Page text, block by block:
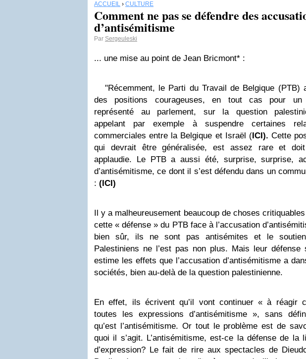
ACCUEIL › CULTURE
Comment ne pas se défendre des
d’antisémitisme
Par Sergeuleski
... une mise au point de Jean Bricmont* :
"Récemment, le Parti du Travail de Belgique (PTB)
des positions courageuses, en tout cas pour un
représenté au parlement, sur la question
appelant par exemple à suspendre certaines
commerciales entre la Belgique et Israël (ICI). Cette
qui devrait être généralisée, est assez rare et
applaudie. Le PTB a aussi été, surprise, surprise,
d’antisémitisme, ce dont il s’est défendu dans un
: (ICI)
Il y a malheureusement beaucoup de choses
cette « défense » du PTB face à l’accusation
bien sûr, ils ne sont pas antisémites et le
Palestiniens ne l’est pas non plus. Mais leur défense
estime les effets que l’accusation d’antisémitisme a
sociétés, bien au-delà de la question palestinienne.
En effet, ils écrivent qu’il vont continuer « à réagir
toutes les expressions d’antisémitisme », sans
qu’est l’antisémitisme. Or tout le problème est de
quoi il s’agit. L’antisémitisme, est-ce la défense de la
d’expression? Le fait de rire aux spectacles de